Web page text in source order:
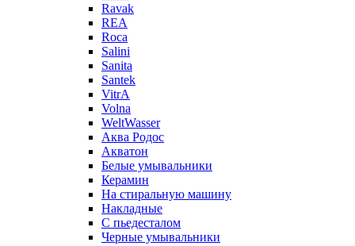
Ravak
REA
Roca
Salini
Sanita
Santek
VitrA
Volna
WeltWasser
Аква Родос
Акватон
Белые умывальники
Керамин
На стиральную машину
Накладные
С пьедесталом
Черные умывальники